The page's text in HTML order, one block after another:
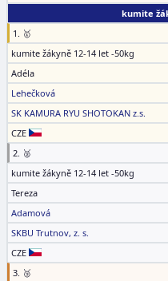
kumite
1. 🥇
kumite žákyně 12-14 let -50kg
Adéla
Lehečková
SK KAMURA RYU SHOTOKAN z.s.
CZE
2. 🥈
kumite žákyně 12-14 let -50kg
Tereza
Adamová
SKBU Trutnov, z. s.
CZE
3. 🥉